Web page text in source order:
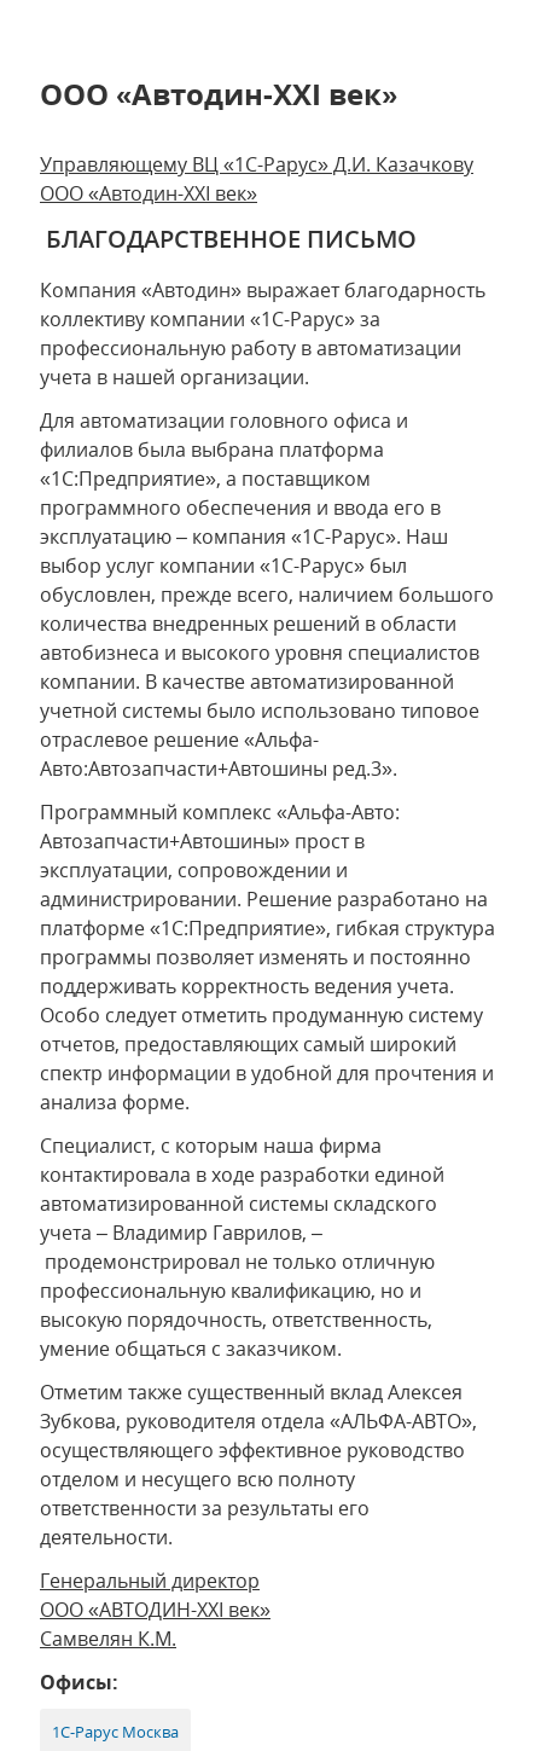
ООО «Автодин-XXI век»
Управляющему ВЦ «1С-Рарус» Д.И. Казачкову
ООО «Автодин-XXI век»
БЛАГОДАРСТВЕННОЕ ПИСЬМО
Компания «Автодин» выражает благодарность
коллективу компании «1С-Рарус» за
профессиональную работу в автоматизации
учета в нашей организации.
Для автоматизации головного офиса и
филиалов была выбрана платформа
«1С:Предприятие», а поставщиком
программного обеспечения и ввода его в
эксплуатацию – компания «1C-Рарус». Наш
выбор услуг компании «1С-Рарус» был
обусловлен, прежде всего, наличием большого
количества внедренных решений в области
автобизнеса и высокого уровня специалистов
компании. В качестве автоматизированной
учетной системы было использовано типовое
отраслевое решение «Альфа-
Авто:Автозапчасти+Автошины ред.3».
Программный комплекс «Альфа-Авто:
Автозапчасти+Автошины» прост в
эксплуатации, сопровождении и
администрировании. Решение разработано на
платформе «1С:Предприятие», гибкая структура
программы позволяет изменять и постоянно
поддерживать корректность ведения учета.
Особо следует отметить продуманную систему
отчетов, предоставляющих самый широкий
спектр информации в удобной для прочтения и
анализа форме.
Специалист, с которым наша фирма
контактировала в ходе разработки единой
автоматизированной системы складского
учета – Владимир Гаврилов, –
продемонстрировал не только отличную
профессиональную квалификацию, но и
высокую порядочность, ответственность,
умение общаться с заказчиком.
Отметим также существенный вклад Алексея
Зубкова, руководителя отдела «АЛЬФА-АВТО»,
осуществляющего эффективное руководство
отделом и несущего всю полноту
ответственности за результаты его
деятельности.
Генеральный директор
ООО «АВТОДИН-XXI век»
Самвелян К.М.
Офисы:
1С-Рарус Москва